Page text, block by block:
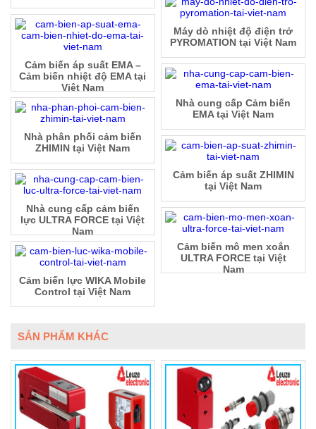
Máy dò nhiệt độ điện trở
PYROMATION tại Việt Nam
Cảm biến áp suất EMA –
Cảm biến nhiệt độ EMA tại
Việt Nam
Nhà cung cấp Cảm biến
EMA tại Việt Nam
Nhà phân phối cảm biến
ZHIMIN tại Việt Nam
Cảm biến áp suất ZHIMIN
tại Việt Nam
Nhà cung cấp cảm biến
lực ULTRA FORCE tại Việt
Nam
Cảm biến mô men xoắn
ULTRA FORCE tại Việt
Nam
Cảm biến lực WIKA Mobile
Control tại Việt Nam
SẢN PHẨM KHÁC